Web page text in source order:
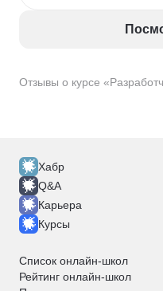
Отзывы о курсе
Хабр
Q&A
Карьера
Курсы
Список онлайн-школ
Рейтинг онлайн-школ